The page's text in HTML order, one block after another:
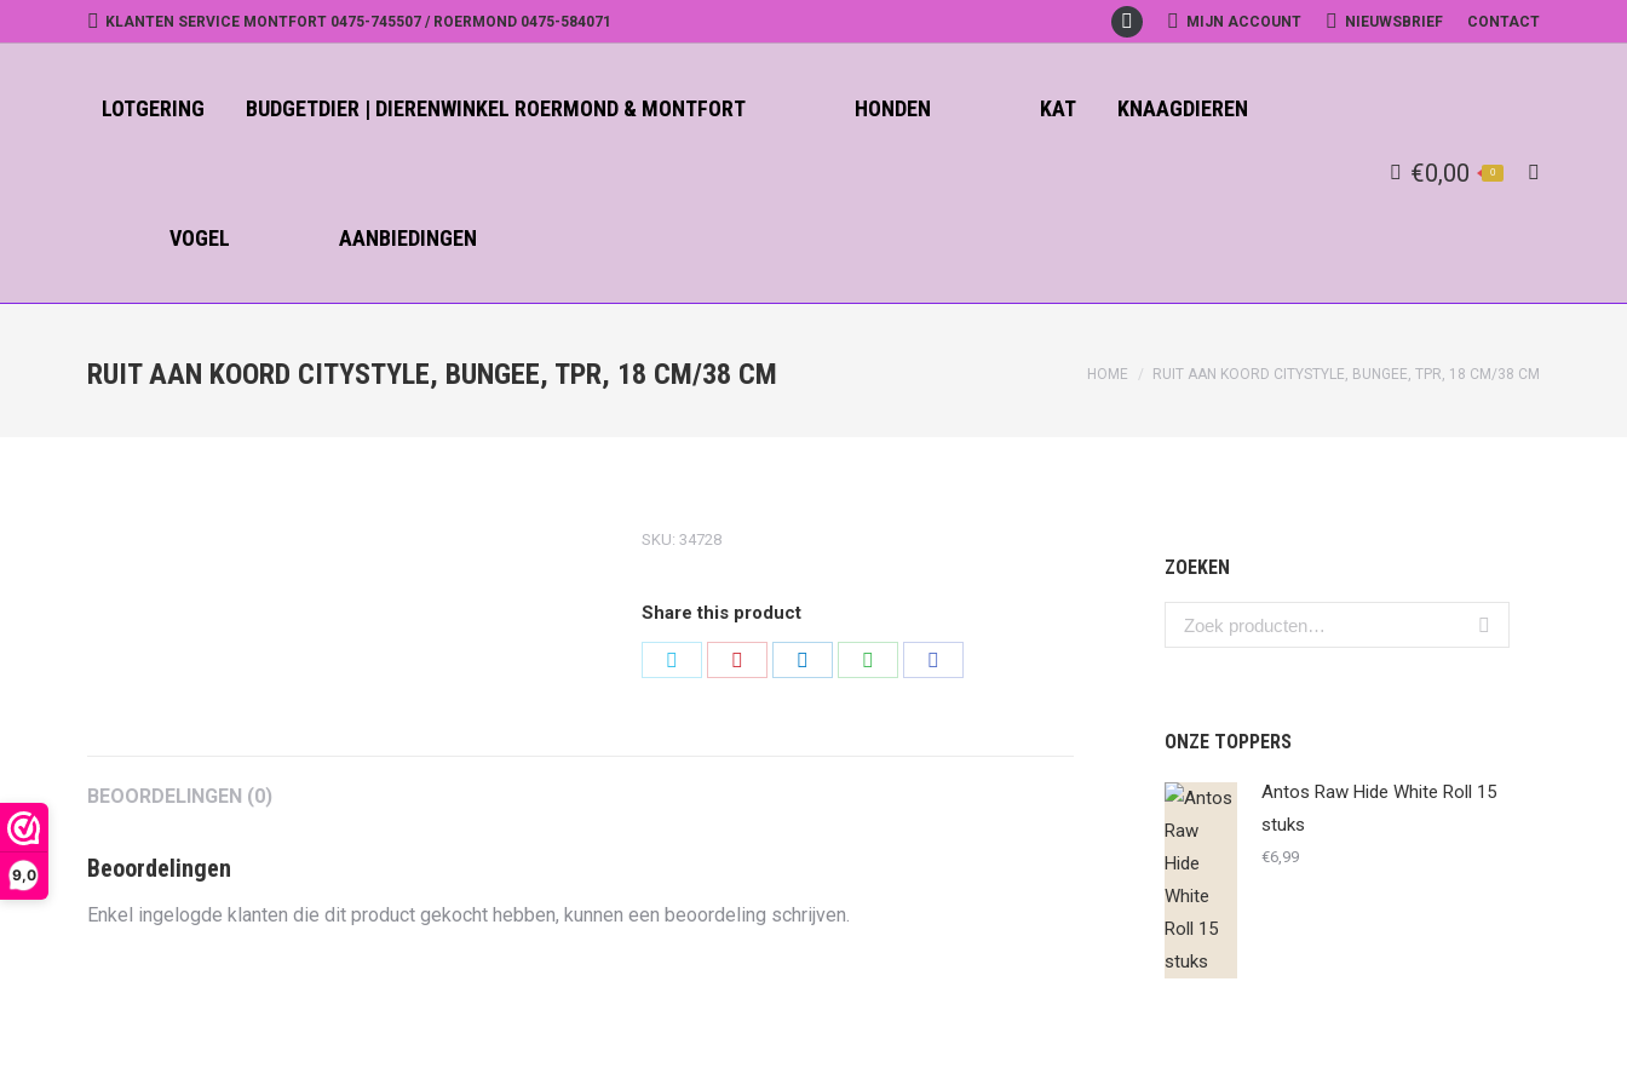
9,0
KLANTEN SERVICE MONTFORT 0475-745507 / ROERMOND 0475-584071
Facebook
MIJN ACCOUNT NIEUWSBRIEF CONTACT
LOTGERING BUDGETDIER | DIERENWINKEL ROERMOND & MONTFORT HONDEN KAT KNAAGDIEREN
VOGEL AANBIEDINGEN
€0,00 0 Search:
RUIT AAN KOORD CITYSTYLE, BUNGEE, TPR, 18 CM/38 CM HOME RUIT AAN KOORD CITYSTYLE, BUNGEE, TPR, 18 CM/38 CM
SKU: 34728
Share this product
BEOORDELINGEN (0)
Beoordelingen
Enkel ingelogde klanten die dit product gekocht hebben, kunnen een beoordeling schrijven.
ZOEKEN
ONZE TOPPERS
Antos Raw Hide White Roll 15
stuks
€6,99